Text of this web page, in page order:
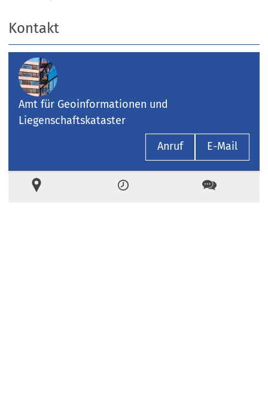
Kontakt
Amt für Geoinformationen und
Liegenschaftskataster
Anruf
E-Mail
Zeiten Kontakt